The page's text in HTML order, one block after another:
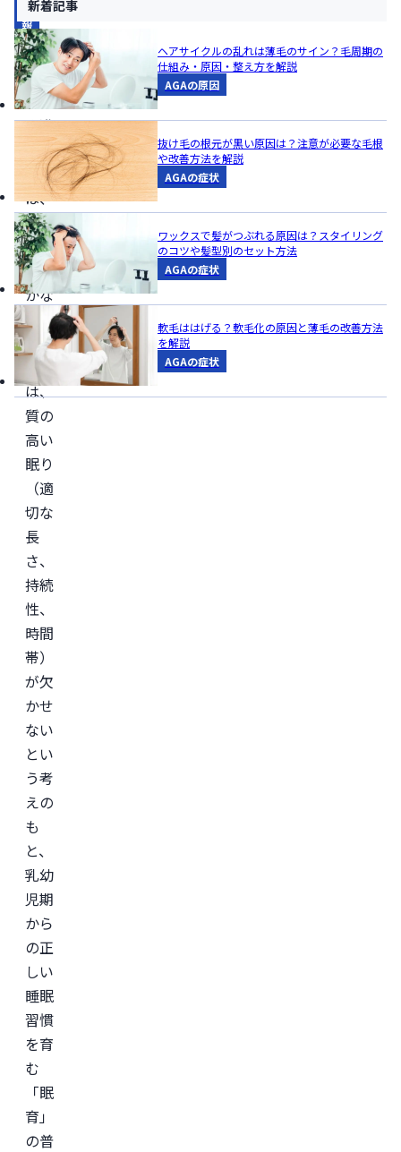
報
日本
眠育
推進
協議
会
は、
子ど
もの
健や
かな
心身
の成
長に
は、
質の
高い
眠り
（適
切な
長
さ、
持続
性、
時間
帯）
が欠
かせ
ない
とい
う考
えの
も
と、
乳幼
児期
から
の正
しい
睡眠
習慣
を育
む
「眠
育」
の普
新着記事
ヘアサイクルの乱れは薄毛のサイン？毛周期の
仕組み・原因・整え方を解説
AGAの原因
抜け毛の根元が黒い原因は？注意が必要な毛根
や改善方法を解説
AGAの症状
ワックスで髪がつぶれる原因は？スタイリング
のコツや髪型別のセット方法
AGAの症状
軟毛ははげる？軟毛化の原因と薄毛の改善方法
を解説
AGAの症状